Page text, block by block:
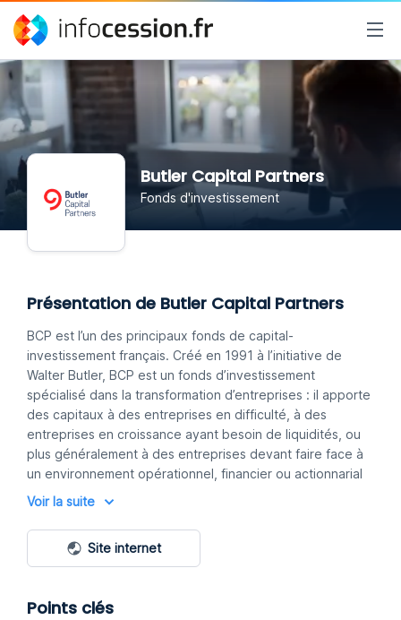
Butler Capital Partners
Fonds d'investissement
Présentation de Butler Capital Partners
BCP est l’un des principaux fonds de capital-
investissement français. Créé en 1991 à l’initiative de
Walter Butler, BCP est un fonds d’investissement
spécialisé dans la transformation d’entreprises : il apporte
des capitaux à des entreprises en difficulté, à des
entreprises en croissance ayant besoin de liquidités, ou
plus généralement à des entreprises devant faire face à
un environnement opérationnel, financier ou actionnarial
complexe.
Voir la suite
Site internet
Points clés